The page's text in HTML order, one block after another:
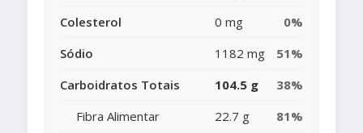
Colesterol
0 mg
0%
Sódio
1182 mg
51%
Carboidratos Totais
104.5 g
38%
Fibra Alimentar
22.7 g
81%